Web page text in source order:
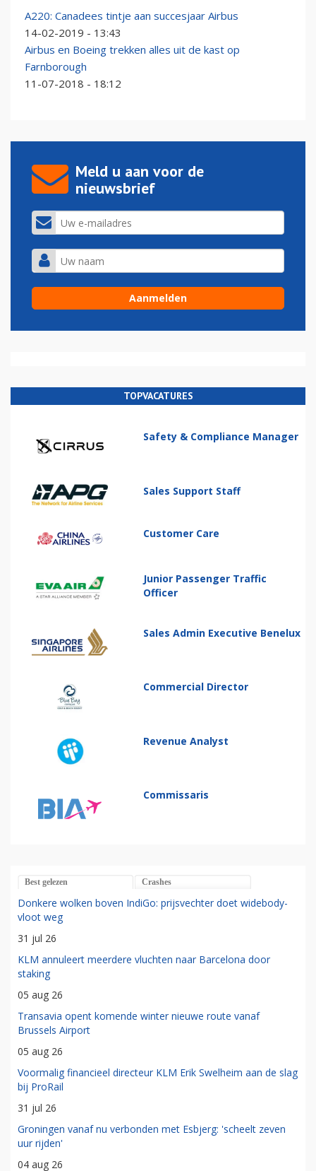
A220: Canadees tintje aan succesjaar Airbus
14-02-2019 - 13:43
Airbus en Boeing trekken alles uit de kast op
Farnborough
11-07-2018 - 18:12
Meld u aan voor de
nieuwsbrief
TOPVACATURES
Safety & Compliance Manager
Sales Support Staff
Customer Care
Junior Passenger Traffic
Officer
Sales Admin Executive Benelux
Commercial Director
Revenue Analyst
Commissaris
Best gelezen Crashes
Donkere wolken boven IndiGo: prijsvechter doet widebody-
vloot weg
31 jul 26
KLM annuleert meerdere vluchten naar Barcelona door
staking
05 aug 26
Transavia opent komende winter nieuwe route vanaf
Brussels Airport
05 aug 26
Voormalig financieel directeur KLM Erik Swelheim aan de slag
bij ProRail
31 jul 26
Groningen vanaf nu verbonden met Esbjerg: 'scheelt zeven
uur rijden'
04 aug 26